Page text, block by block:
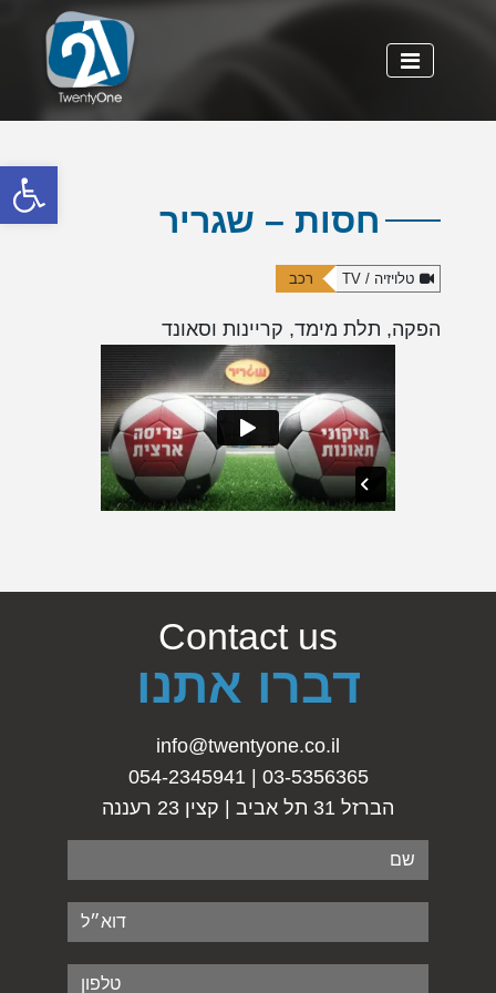
חסות – שגריר
טלויזיה / TV רכב
הפקה, תלת מימד, קריינות וסאונד
Contact us
דברו אתנו
info@twentyone.co.il
03-5356365 | 054-2345941
הברזל 31 תל אביב | קצין 23 רעננה